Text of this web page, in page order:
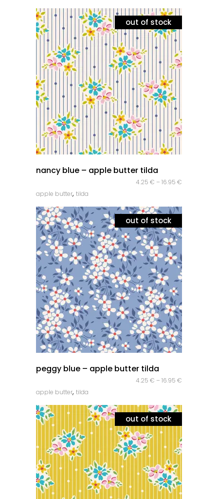
out of stock
nancy blue – apple butter tilda
4.25 € – 16.95 €
apple butter, tilda
out of stock
peggy blue – apple butter tilda
4.25 € – 16.95 €
apple butter, tilda
out of stock